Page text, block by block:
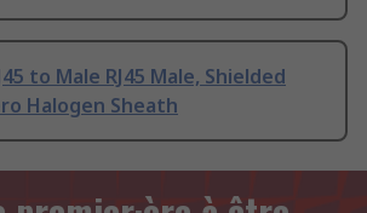
to Male RJ45 Male, Shielded
Halogen Sheath